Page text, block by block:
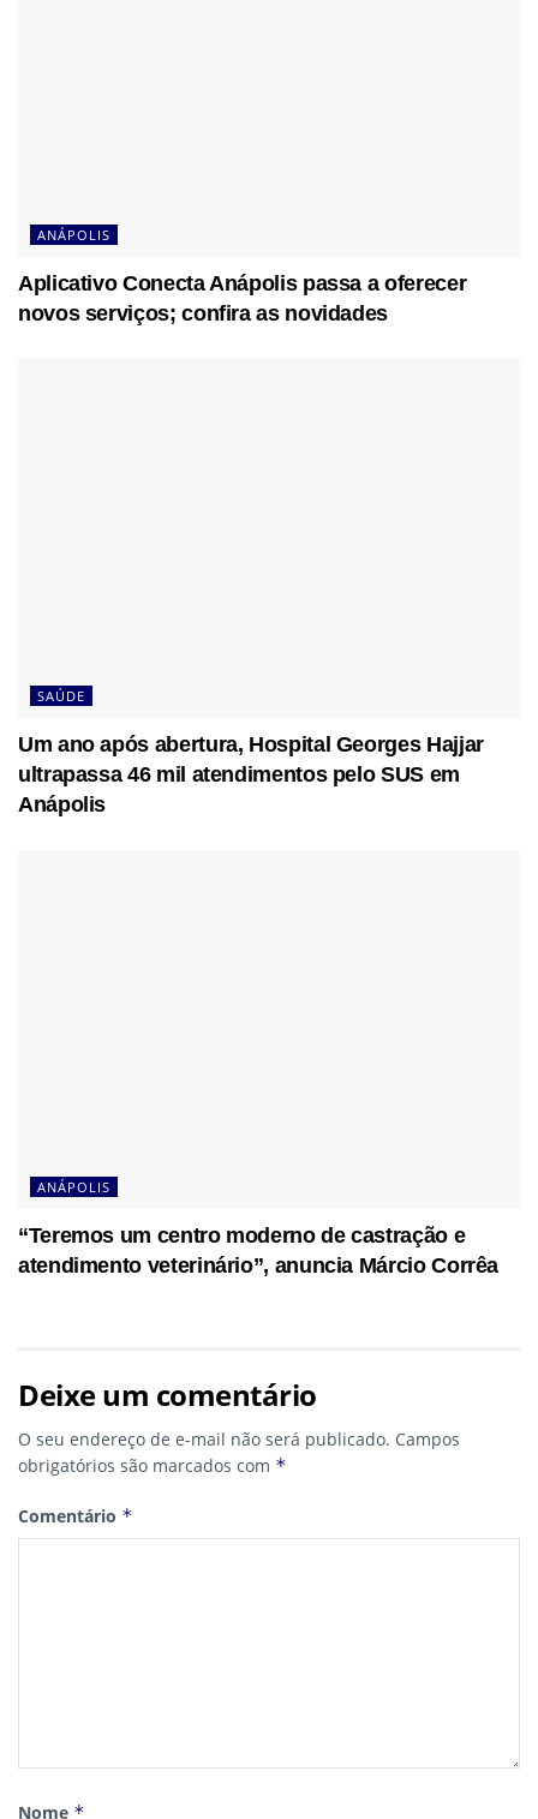
ANÁPOLIS
Aplicativo Conecta Anápolis passa a oferecer
novos serviços; confira as novidades
SAÚDE
Um ano após abertura, Hospital Georges Hajjar
ultrapassa 46 mil atendimentos pelo SUS em
Anápolis
ANÁPOLIS
“Teremos um centro moderno de castração e
atendimento veterinário”, anuncia Márcio Corrêa
Deixe um comentário
O seu endereço de e-mail não será publicado. Campos
obrigatórios são marcados com *
Comentário *
Nome *